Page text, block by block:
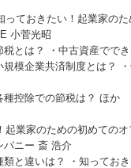
っておきたい！起業家の
小菅光昭
税とは？ ・中古資産でで
規模企業共済制度とは？
種控除での節税は？ ほか
起業家のための初めての
パニー 斎 浩介
類と違いは？ ・知ってお